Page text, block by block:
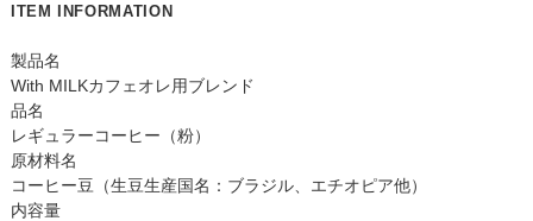
ITEM INFORMATION
製品名
With MILKカフェオレ用ブレンド
品名
レギュラーコーヒー（粉）
原材料名
コーヒー豆（生豆生産国名：ブラジル、エチオピア他）
内容量